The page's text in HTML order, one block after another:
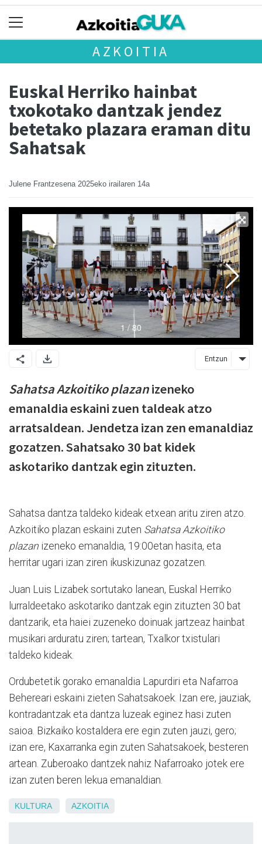
AZKOITIA
Euskal Herriko hainbat
txokotako dantzak jendez
betetako plazara eraman ditu
Sahatsak
Julene Frantzesena 2025eko irailaren 14a
Entzun
Sahatsa Azkoitiko plazanizeneko
emanaldia eskaini zuen taldeak atzo
arratsaldean. Jendetza izan zen emanaldiaz
gozatzen. Sahatsako 30 bat kidek
askotariko dantzak egin zituzten.
Sahatsa dantza taldeko kideak etxean aritu ziren atzo.
Azkoitiko plazan eskaini zuten Sahatsa Azkoitiko
plazan izeneko emanaldia, 19:00etan hasita, eta
herritar ugari izan ziren ikuskizunaz gozatzen.
Juan Luis Lizabek sortutako lanean, Euskal Herriko
lurraldeetako askotariko dantzak egin zituzten 30 bat
dantzarik, eta haiei zuzeneko doinuak jartzeaz hainbat
musikari arduratu ziren; tartean, Txalkor txistulari
taldeko kideak.
Ordubetetik gorako emanaldia Lapurdiri eta Nafarroa
Behereari eskaini zieten Sahatsakoek. Izan ere, jauziak,
kontradantzak eta dantza luzeak eginez hasi zuten
saioa. Bizkaiko kostaldera ere egin zuten jauzi, gero;
izan ere, Kaxarranka egin zuten Sahatsakoek, besteren
artean. Zuberoako dantzek nahiz Nafarroako jotek ere
izan zuten beren lekua emanaldian.
KULTURA AZKOITIA